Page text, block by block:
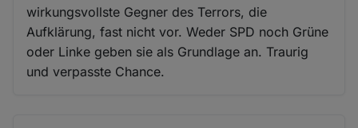
wirkungsvollste Gegner des Terrors, die
Aufklärung, fast nicht vor. Weder SPD noch Grüne
oder Linke geben sie als Grundlage an. Traurig
und verpasste Chance.